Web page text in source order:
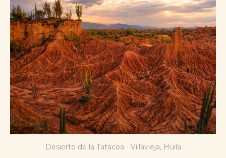
Desierto de la Tatacoa - Villavieja, Huila